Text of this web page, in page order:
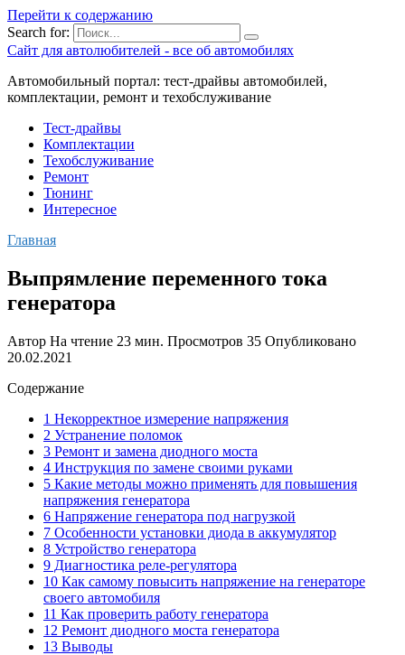
Перейти к содержанию
Search for:
Сайт для автолюбителей - все об автомобилях
Автомобильный портал: тест-драйвы автомобилей,
комплектации, ремонт и техобслуживание
Тест-драйвы
Комплектации
Техобслуживание
Ремонт
Тюнинг
Интересное
Главная
Выпрямление переменного тока
генератора
Автор На чтение 23 мин. Просмотров 35 Опубликовано
20.02.2021
Содержание
1 Некорректное измерение напряжения
2 Устранение поломок
3 Ремонт и замена диодного моста
4 Инструкция по замене своими руками
5 Какие методы можно применять для повышения
напряжения генератора
6 Напряжение генератора под нагрузкой
7 Особенности установки диода в аккумулятор
8 Устройство генератора
9 Диагностика реле-регулятора
10 Как самому повысить напряжение на генераторе
своего автомобиля
11 Как проверить работу генератора
12 Ремонт диодного моста генератора
13 Выводы